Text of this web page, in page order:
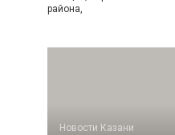
района,
Новости Казани